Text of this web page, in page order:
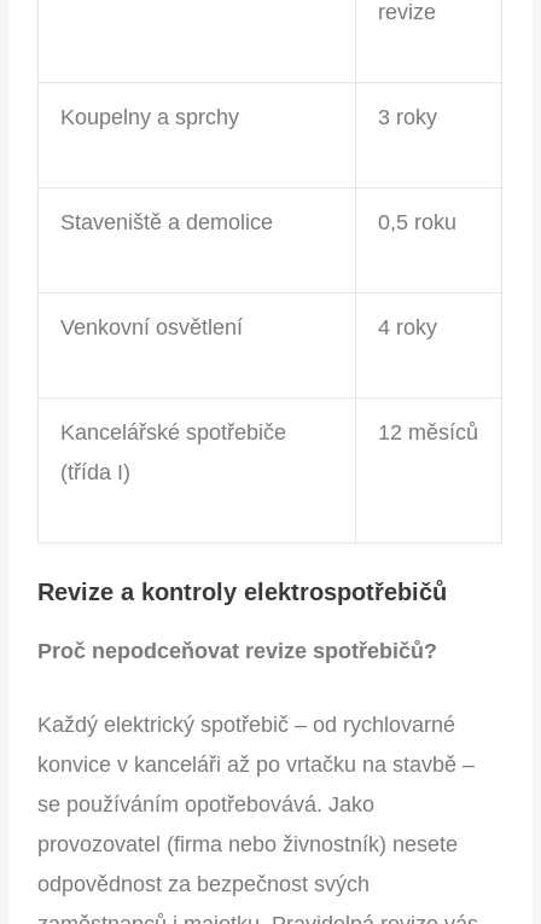
revize
Koupelny a sprchy 3 roky
Staveniště a demolice 0,5 roku
Venkovní osvětlení 4 roky
Kancelářské spotřebiče
(třída I)
12 měsíců
Revize a kontroly elektrospotřebičů
Proč nepodceňovat revize spotřebičů?
Každý elektrický spotřebič – od rychlovarné
konvice v kanceláři až po vrtačku na stavbě –
se používáním opotřebovává. Jako
provozovatel (firma nebo živnostník) nesete
odpovědnost za bezpečnost svých